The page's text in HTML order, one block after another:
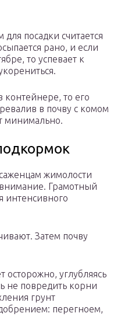
посадки считается
рано, и если
то успевает к
контейнере, то его
в почву с комом
минимально.
жимолости
Грамотный
интенсивного
Затем почву
осторожно, углубляясь
не повредить корни
грунт
перегноем,